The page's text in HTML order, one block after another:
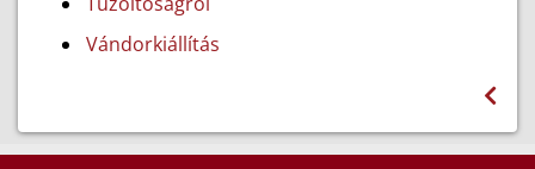
Vándorkiállítás